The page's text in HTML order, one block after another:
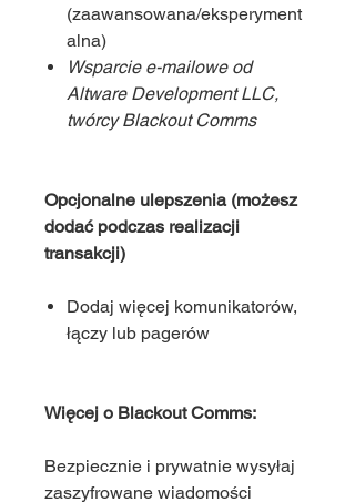
(zaawansowana/eksperyment
alna)
Wsparcie e-mailowe od
Altware Development LLC,
twórcy Blackout Comms
Opcjonalne ulepszenia (możesz
dodać podczas realizacji
transakcji)
Dodaj więcej komunikatorów,
łączy lub pagerów
Więcej o Blackout Comms:
Bezpiecznie i prywatnie wysyłaj
zaszyfrowane wiadomości